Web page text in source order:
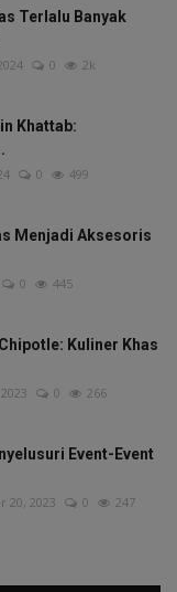
Terlalu Banyak
0 2k
Khattab:
0 499
Menjadi Aksesoris
0 445
Kuliner Khas
0 266
Event-Event
20, 2023 0 247